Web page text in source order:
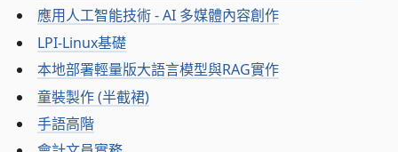
應用人工智能技術 - AI 多媒體內容創作
LPI-Linux基礎
本地部署輕量版大語言模型與RAG實作
童裝製作 (半截裙)
手語高階